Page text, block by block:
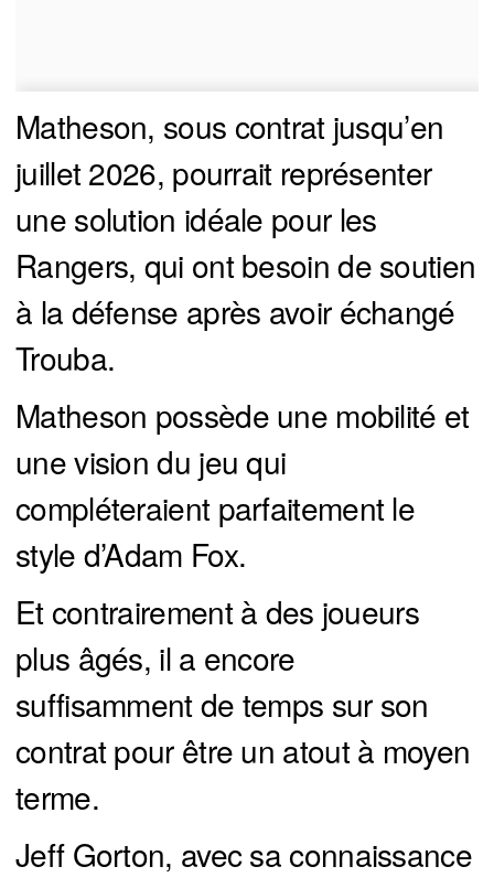
Matheson, sous contrat jusqu’en
juillet 2026, pourrait représenter
une solution idéale pour les
Rangers, qui ont besoin de soutien
à la défense après avoir échangé
Trouba.
Matheson possède une mobilité et
une vision du jeu qui
compléteraient parfaitement le
style d’Adam Fox.
Et contrairement à des joueurs
plus âgés, il a encore
suffisamment de temps sur son
contrat pour être un atout à moyen
terme.
Jeff Gorton, avec sa connaissance